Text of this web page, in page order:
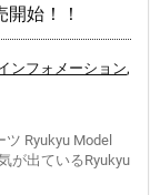
始！！
ンフォメーション,
Ryukyu Model
が出ているRyukyu